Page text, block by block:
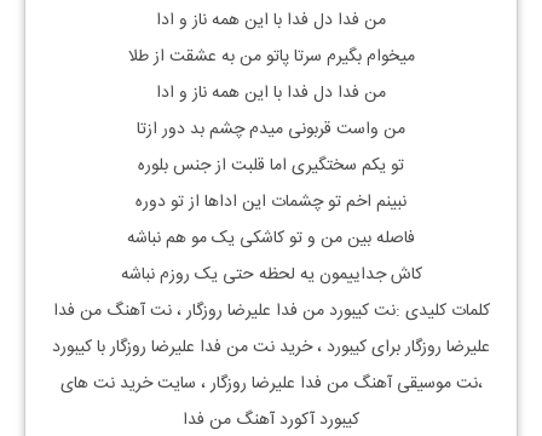
من فدا دل فدا با این همه ناز و ادا
میخوام بگیرم سرتا پاتو من به عشقت از طلا
من فدا دل فدا با این همه ناز و ادا
من واست قربونی میدم چشم بد دور ازتا
تو یکم سختگیری اما قلبت از جنس بلوره
نبینم اخم تو چشمات این اداها از تو دوره
فاصله بین من و تو کاشکی یک مو هم نباشه
کاش جداییمون یه لحظه حتی یک روزم نباشه
کلمات کلیدی :نت کیبورد من فدا علیرضا روزگار ، نت آهنگ من فدا
علیرضا روزگار برای کیبورد ، خرید نت من فدا علیرضا روزگار با کیبورد
،نت موسیقی آهنگ من فدا علیرضا روزگار ، سایت خرید نت های
کیبورد آکورد آهنگ من فدا